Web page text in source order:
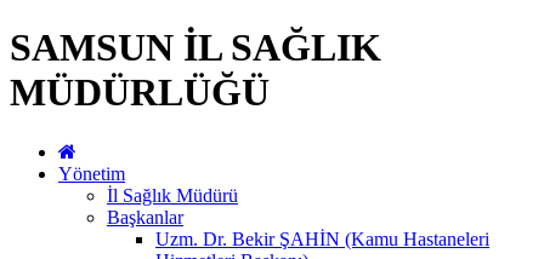
SAMSUN İL SAĞLIK
MÜDÜRLÜĞÜ
Yönetim
İl Sağlık Müdürü
Başkanlar
Uzm. Dr. Bekir ŞAHİN (Kamu Hastaneleri